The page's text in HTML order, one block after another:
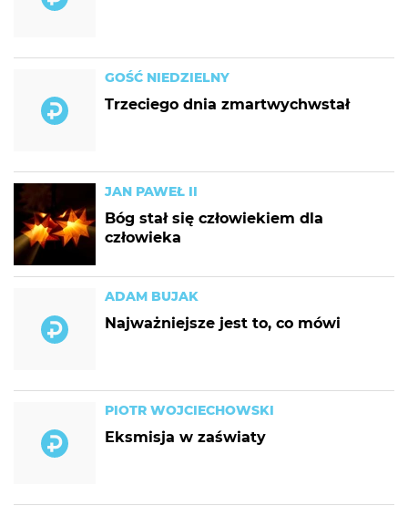
GOŚĆ NIEDZIELNY
Trzeciego dnia zmartwychwstał
JAN PAWEŁ II
Bóg stał się człowiekiem dla
człowieka
ADAM BUJAK
Najważniejsze jest to, co mówi
PIOTR WOJCIECHOWSKI
Eksmisja w zaświaty